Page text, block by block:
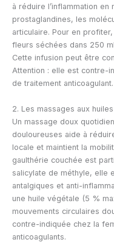
à réduire l’inflammation
prostaglandines, les
articulaire. Pour en
fleurs séchées dans 250
Cette infusion peut être
Attention : elle est contre-
de traitement anticoagulant.
2. Les massages aux
Un massage doux
douloureuses aide à
locale et maintient la
gaulthérie couchée est
salicylate de méthyle, elle
antalgiques et anti-
une huile végétale (5 %
mouvements circulaires
contre-indiquée chez la
anticoagulants.